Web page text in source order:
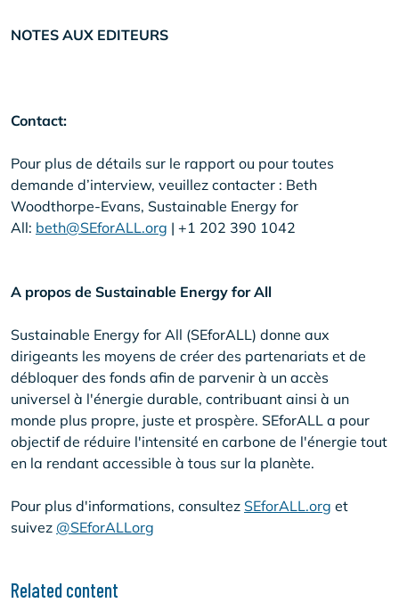
NOTES AUX EDITEURS
Contact:
Pour plus de détails sur le rapport ou pour toutes
demande d’interview, veuillez contacter : Beth
Woodthorpe-Evans, Sustainable Energy for
All: beth@SEforALL.org | +1 202 390 1042
A propos de Sustainable Energy for All
Sustainable Energy for All (SEforALL) donne aux
dirigeants les moyens de créer des partenariats et de
débloquer des fonds afin de parvenir à un accès
universel à l'énergie durable, contribuant ainsi à un
monde plus propre, juste et prospère. SEforALL a pour
objectif de réduire l'intensité en carbone de l'énergie tout
en la rendant accessible à tous sur la planète.
Pour plus d'informations, consultez SEforALL.org et
suivez @SEforALLorg
Related content